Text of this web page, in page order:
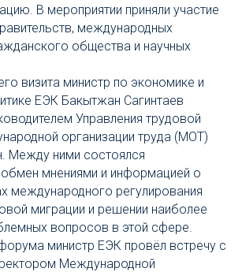
В мероприятии приняли участие
международных
общества и научных
визита министр по экономике и
ЕЭК Бакытжан Сагинтаев
Управления трудовой
организации труда (МОТ)
Между ними состоялся
обмен мнениями и информацией о
международного регулирования
миграции и решении наиболее
вопросов в этой сфере.
министр ЕЭК провёл встречу с
Международной